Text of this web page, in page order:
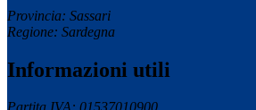
Provincia: Sassari
Regione: Sardegna
Informazioni utili